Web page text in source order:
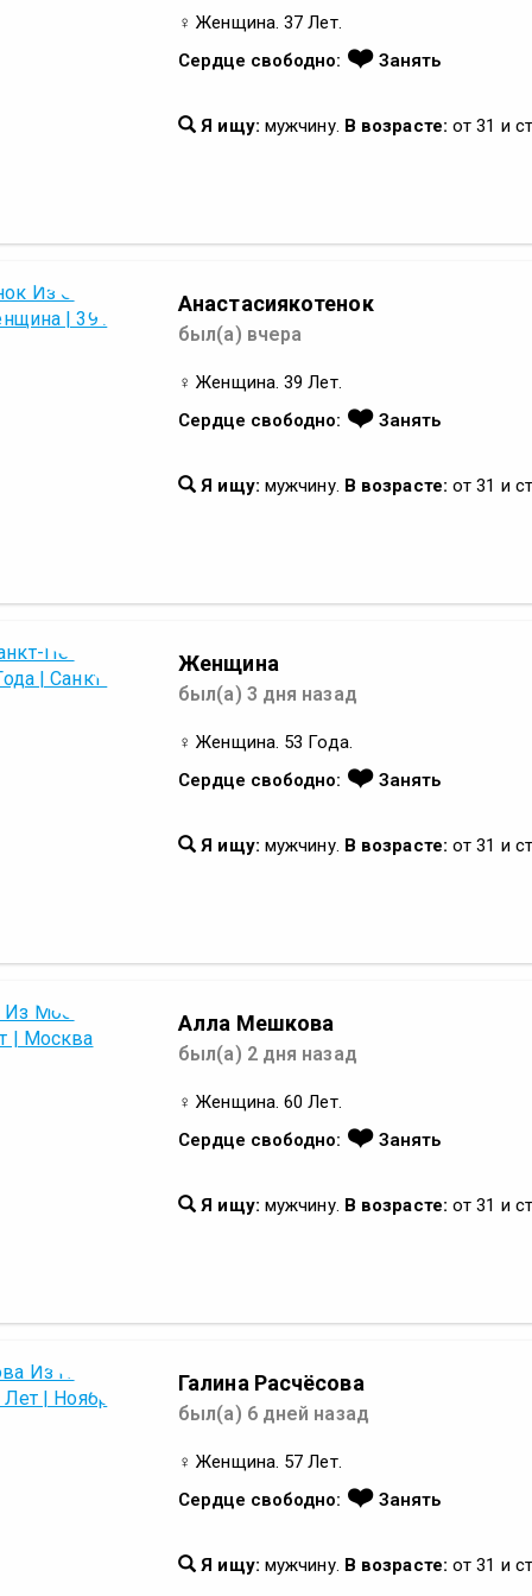
♀ Женщина. 37 Лет.
Сердце свободно: ❤️Занять
Я ищу: мужчину. В возрасте: от 31 и
Анастасиякотенок
был(а) вчера
♀ Женщина. 39 Лет.
Сердце свободно: ❤️Занять
Я ищу: мужчину. В возрасте: от 31 и
Женщина
был(а) 3 дня назад
♀ Женщина. 53 Года.
Сердце свободно: ❤️Занять
Я ищу: мужчину. В возрасте: от 31 и
Алла Мешкова
был(а) 2 дня назад
♀ Женщина. 60 Лет.
Сердце свободно: ❤️Занять
Я ищу: мужчину. В возрасте: от 31 и
Галина Расчёсова
был(а) 6 дней назад
♀ Женщина. 57 Лет.
Сердце свободно: ❤️Занять
Я ищу: мужчину. В возрасте: от 31 и